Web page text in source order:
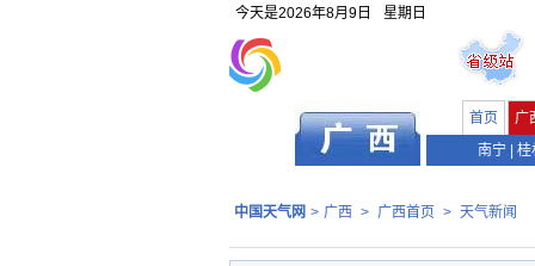
今天是2026年8月9日 星期日
首页
广
南宁
桂
中国天气网 > 广西 > 广西首页 > 天气新闻